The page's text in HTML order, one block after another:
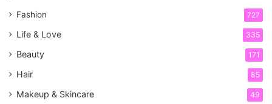
Fashion 727
Life & Love 335
Beauty 171
Hair 85
Makeup & Skincare 49